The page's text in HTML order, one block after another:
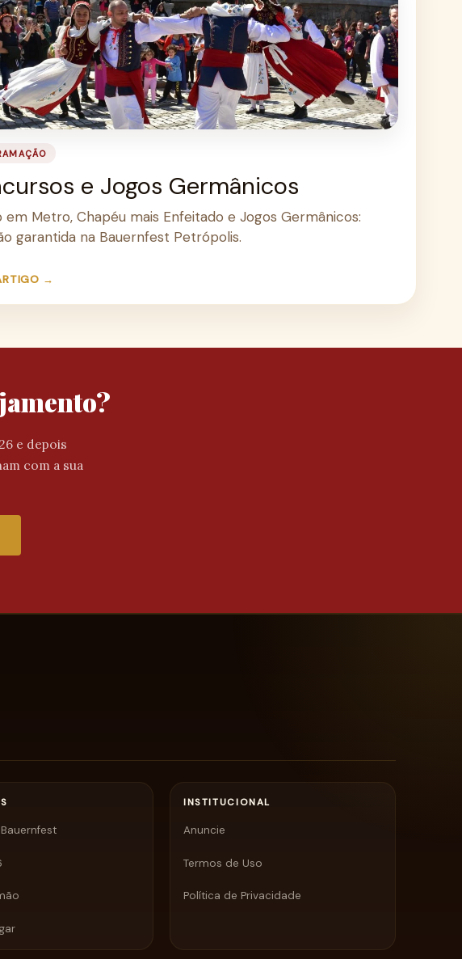
e Jogos Germânicos
em Metro, Chapéu mais Enfeitado e Jogos Germânicos:
garantida na Bauernfest Petrópolis.
→
e depois
com a sua
INSTITUCIONAL
Anuncie
Termos de Uso
Política de Privacidade